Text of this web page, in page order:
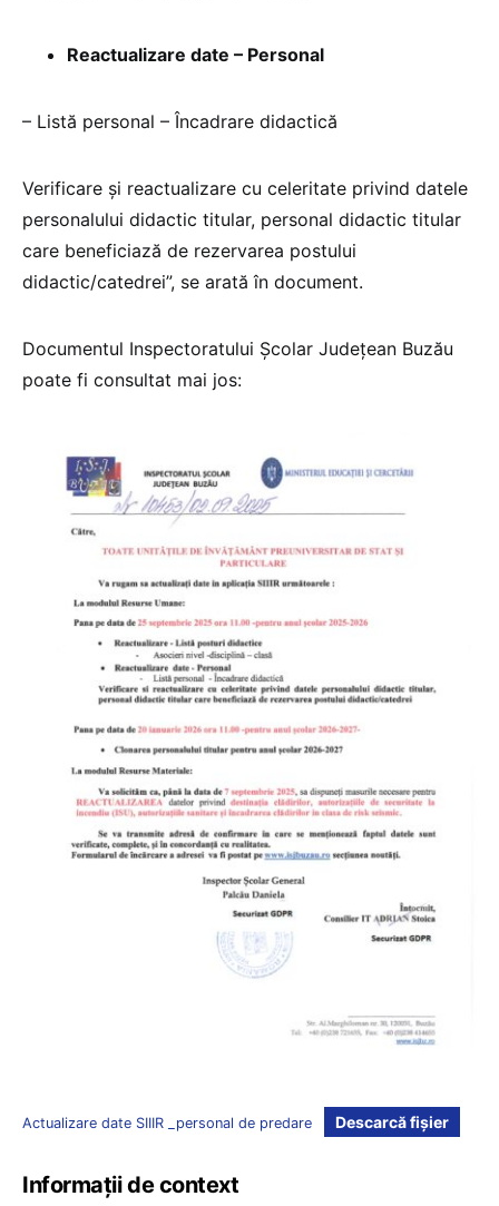
Reactualizare date – Personal
– Listă personal – Încadrare didactică
Verificare și reactualizare cu celeritate privind datele
personalului didactic titular, personal didactic titular
care beneficiază de rezervarea postului
didactic/catedrei”, se arată în document.
Documentul Inspectoratului Școlar Județean Buzău
poate fi consultat mai jos:
Actualizare date SIIIR _personal de predare Descarcă fișier
Informații de context